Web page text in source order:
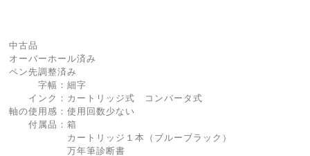
中古品
オーバーホール済み
ペン先調整済み
字幅：細字
インク：カートリッジ式 コンバータ式
軸の使用感：使用回数少ない
付属品：箱
カートリッジ１本（ブルーブラック）
万年筆診断書